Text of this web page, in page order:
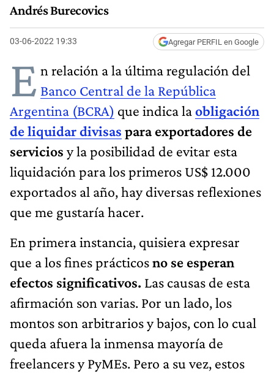
Andrés Burecovics
03-06-2022 19:33 Agregar PERFIL en Google
E n relación a la última regulación del
Banco Central de la República
Argentina (BCRA) que indica laobligación
de liquidar divisas para exportadores de
servicios y la posibilidad de evitar esta
liquidación para los primeros US$ 12.000
exportados al año, hay diversas reflexiones
que me gustaría hacer.
En primera instancia, quisiera expresar
que a los fines prácticosno se esperan
efectos significativos. Las causas de esta
afirmación son varias. Por un lado, los
montos son arbitrarios y bajos, con lo cual
queda afuera la inmensa mayoría de
freelancers y PyMEs. Pero a su vez, estos